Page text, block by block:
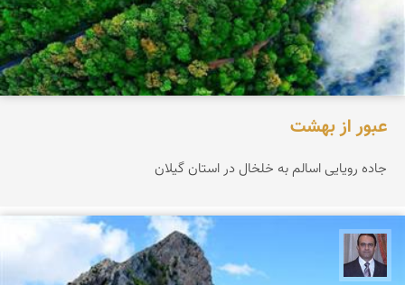
عبور از بهشت
جاده رویایی اسالم به خلخال در استان گیلان